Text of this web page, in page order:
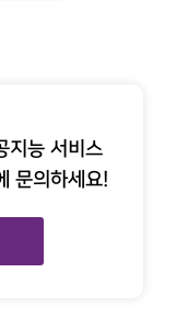
지능 서비스
문의하세요!